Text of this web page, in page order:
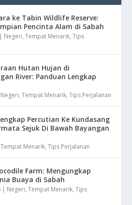
ke Tabin Wildlife Reserve:
Pencinta Alam di Sabah
Negeri,Tempat Menarik,Tips
Hutan Hujan di
River: Panduan Lengkap
Negeri,Tempat Menarik,Tips Perjalanan
Percutian Ke Kundasang
Sejuk Di Bawah Bayangan
Tempat Menarik,Tips Perjalanan
Farm: Mengungkap
Buaya di Sabah
Negeri,Tempat Menarik,Tips